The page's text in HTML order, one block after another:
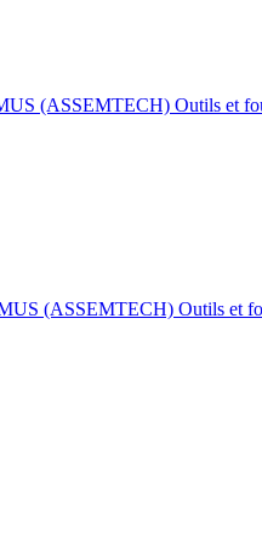
(ASSEMTECH) Outils et
(ASSEMTECH) Outils et